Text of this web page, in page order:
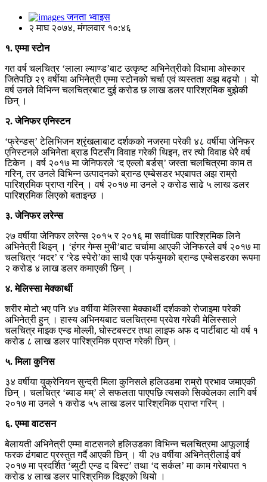
जनता भ्वाइस
२ माघ २०७४, मंगलवार १०:४६
१. एम्मा स्टोन
गत वर्ष चलचित्र ‘लाला ल्याण्ड’बाट उत्कृष्ट अभिनेत्रीको विधामा ओस्कार
जितेपछि २९ वर्षीया अभिनेत्री एम्मा स्टोनको चर्चा एवं व्यस्तता अझ बढ्यो । यो
वर्ष उनले विभिन्न चलचित्रबाट दुई करोड छ लाख डलर पारिश्रमिक बुझेकी
छिन् ।
२. जेनिफर एनिस्टन
‘फ्रेन्डस्’ टेलिभिजन श्रृंखलाबाट दर्शकको नजरमा परेकी ४८ वर्षीया जेनिफर
एनिस्टनले अभिनेता ब्राड पिटसँग विवाह गरेकी थिइन, तर त्यो विवाह धेरै वर्ष
टिकेन । वर्ष २०१७ मा जेनिफरले ‘द एल्लो बर्डस्’ जस्ता चलचित्रमा काम त
गरिन्, तर उनले विभिन्न उत्पादनको ब्रान्ड एम्बेसडर भएबापत अझ राम्रो
पारिश्रमिक प्राप्त गरिन् । वर्ष २०१७ मा उनले २ करोड साढे ५ लाख डलर
पारिश्रमिक लिएको बताइन्छ ।
३. जेनिफर लरेन्स
२७ वर्षीया जेनिफर लरेन्स २०१५ र २०१६ मा सर्वाधिक पारिश्रमिक लिने
अभिनेत्री थिइन् । ‘हंगर गेम्स मुभी’बाट चर्चामा आएकी जेनिफरले वर्ष २०१७ मा
चलचित्र ‘मदर’ र ‘रेड स्पेरो’का साथै एक पर्फयुमको ब्रान्ड एम्बेसडरका रूपमा
२ करोड ४ लाख डलर कमाएकी छिन् ।
४. मेलिस्सा मेक्कार्थी
शरीर मोटो भए पनि ४७ वर्षीया मेलिस्सा मेक्कार्थी दर्शकको रोजाइमा परेकी
अभिनेत्री हुन् । हास्य अभिनयबाट चलचित्रमा प्रवेश गरेकी मेलिस्साले
चलचित्र माइक एन्ड मोल्ली, घोस्टबस्टर तथा लाइफ अफ द पार्टीबाट यो वर्ष १
करोड ८ लाख डलर पारिश्रमिक प्राप्त गरेकी छिन् ।
५. मिला कुनिस
३४ वर्षीया युक्रेनियन सुन्दरी मिला कुनिसले हलिउडमा राम्रो प्रभाव जमाएकी
छिन् । चलचित्र ‘ब्याड मम्’ ले सफलता पाएपछि त्यसको सिक्वेलका लागि वर्ष
२०१७ मा उनले १ करोड ५५ लाख डलर पारिश्रमिक प्राप्त गरिन् ।
६. एम्मा वाटसन
बेलायती अभिनेत्री एम्मा वाटसनले हलिउडका विभिन्न चलचित्रमा आफूलाई
फरक ढंगबाट प्रस्तुत गर्दै आएकी छिन् । यी २७ वर्षीया अभिनेत्रीलाई वर्ष
२०१७ मा प्रदर्शित ‘ब्युटी एन्ड द बिस्ट’ तथा ‘द सर्कल’ मा काम गरेबापत १
करोड ४ लाख डलर पारिश्रमिक दिइएको थियो ।